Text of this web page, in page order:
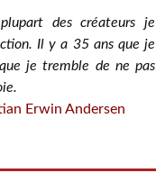
des créateurs je
Il y a 35 ans que je
je tremble de ne pas
Erwin Andersen